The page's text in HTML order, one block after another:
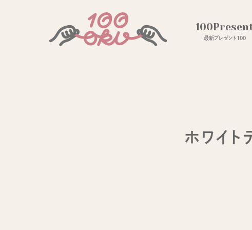
最新プレゼント100
ホワイ